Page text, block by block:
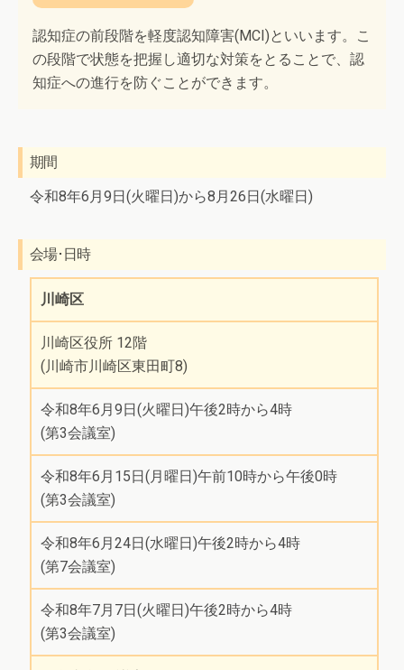
認知症の前段階を軽度認知障害(MCI)といいます。こ
の段階で状態を把握し適切な対策をとることで、認
知症への進行を防ぐことができます。
期間
令和8年6月9日(火曜日)から8月26日(水曜日)
会場･日時
川崎区
川崎区役所 12階
(川崎市川崎区東田町8)
令和8年6月9日(火曜日)午後2時から4時
(第3会議室)
令和8年6月15日(月曜日)午前10時から午後0時
(第3会議室)
令和8年6月24日(水曜日)午後2時から4時
(第7会議室)
令和8年7月7日(火曜日)午後2時から4時
(第3会議室)